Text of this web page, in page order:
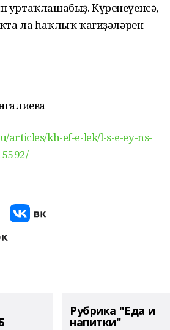
уртаҡлашабыҙ. Күренеүенсә,
ла һаҡлыҡ ҡағиҙәләрен
articles/kh-ef-e-lek/l-s-e-ey-ns-
Рубрика "Еда и
напитки"